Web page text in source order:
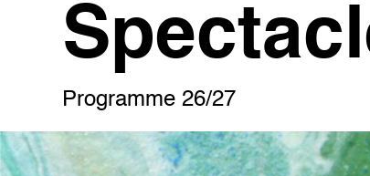
Programme 26/27